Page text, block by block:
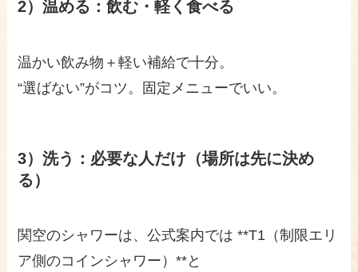
2）温める：飲む・軽く食べる
温かい飲み物＋軽い補給で十分。
“選ばない”がコツ。固定メニューでいい。
3）洗う：必要な人だけ（場所は先に決め
る）
関空のシャワーは、公式案内では **T1（制限エリ
ア側のコインシャワー）**と